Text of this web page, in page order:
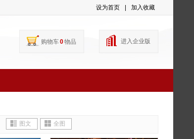
设为首页 加入收藏
购物车0物品 进入企业版
图文 全图